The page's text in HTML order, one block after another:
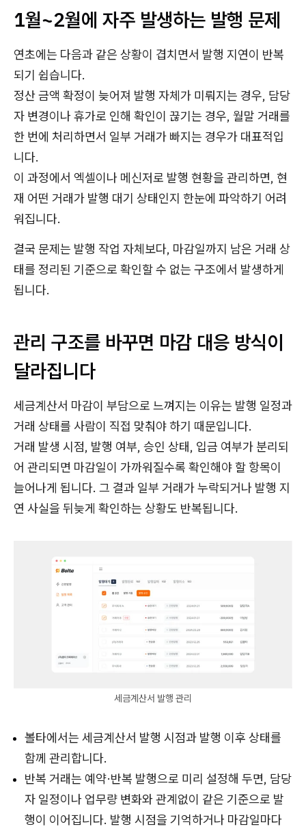
1월~2월에 자주 발생하는 발행 문제
연초에는 다음과 같은 상황이 겹치면서 발행 지연이 반복
되기 쉽습니다.
정산 금액 확정이 늦어져 발행 자체가 미뤄지는 경우, 담당
자 변경이나 휴가로 인해 확인이 끊기는 경우, 월말 거래를
한 번에 처리하면서 일부 거래가 빠지는 경우가 대표적입
니다.
이 과정에서 엑셀이나 메신저로 발행 현황을 관리하면, 현
재 어떤 거래가 발행 대기 상태인지 한눈에 파악하기 어려
워집니다.
결국 문제는 발행 작업 자체보다, 마감일까지 남은 거래 상
태를 정리된 기준으로 확인할 수 없는 구조에서 발생하게
됩니다.
관리 구조를 바꾸면 마감 대응 방식이
달라집니다
세금계산서 마감이 부담으로 느껴지는 이유는 발행 일정과
거래 상태를 사람이 직접 맞춰야 하기 때문입니다.
거래 발생 시점, 발행 여부, 승인 상태, 입금 여부가 분리되
어 관리되면 마감일이 가까워질수록 확인해야 할 항목이
늘어나게 됩니다. 그 결과 일부 거래가 누락되거나 발행 지
연 사실을 뒤늦게 확인하는 상황도 반복됩니다.
세금계산서 발행 관리
볼타에서는 세금계산서 발행 시점과 발행 이후 상태를
함께 관리합니다.
반복 거래는 예약·반복 발행으로 미리 설정해 두면, 담당
자 일정이나 업무량 변화와 관계없이 같은 기준으로 발
행이 이어집니다. 발행 시점을 기억하거나 마감일마다